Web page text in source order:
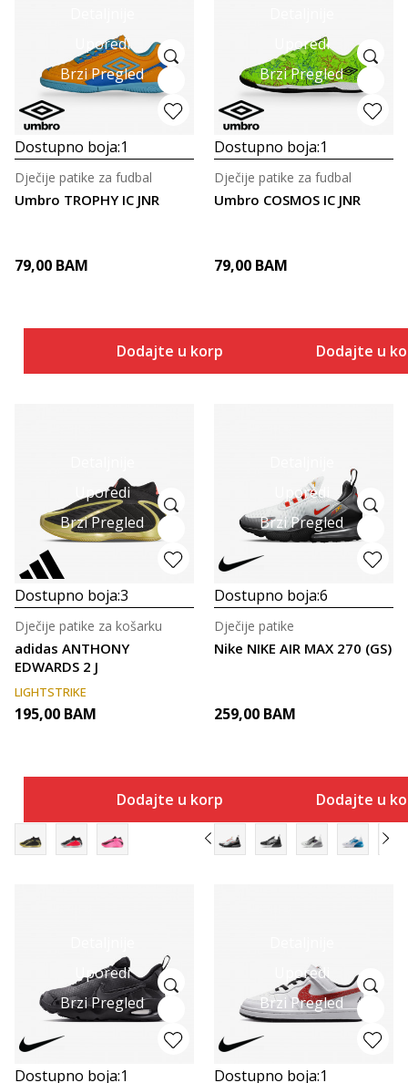
Uporedi
Brzi Pregled
Dostupno boja:1
Umbro TROPHY IC JNR
Dječije patike za fudbal
79,00 BAM
Dodajte u korpu
Uporedi
Brzi Pregled
Dostupno boja:1
Umbro COSMOS IC JNR
Dječije patike za fudbal
79,00 BAM
Dodajte u
Uporedi
Brzi Pregled
Dostupno boja:3
adidas ANTHONY
EDWARDS 2 J
Dječije patike za košarku
LIGHTSTRIKE
195,00 BAM
Dodajte u korpu
Uporedi
Brzi Pregled
Dostupno boja:6
Nike NIKE AIR MAX 270 (GS)
Dječije patike
259,00 BAM
Dodajte u
Uporedi
Brzi Pregled
Dostupno boja:1
Uporedi
Brzi Pregled
Dostupno boja:1